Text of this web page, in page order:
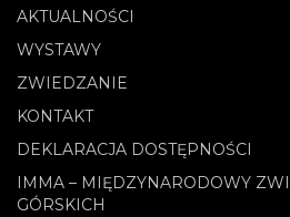
AKTUALNOŚCI
WYSTAWY
ZWIEDZANIE
KONTAKT
DEKLARACJA DOSTĘPNOŚCI
IMMA – MIĘDZYNARODOWY
GÓRSKICH